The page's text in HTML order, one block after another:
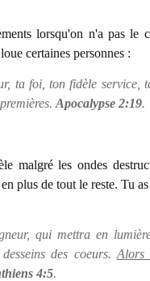
lorsqu'on n'a pas le
certaines personnes :
ta foi, ton fidèle service,
Apocalypse 2:19.
malgré les ondes
plus de tout le reste. Tu
qui mettra en
des coeurs. Alors
4:5.